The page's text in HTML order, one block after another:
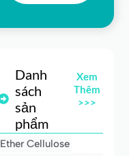
Danh
sách
sản
phẩm
Xem
Thêm
>>>
Ether Cellulose